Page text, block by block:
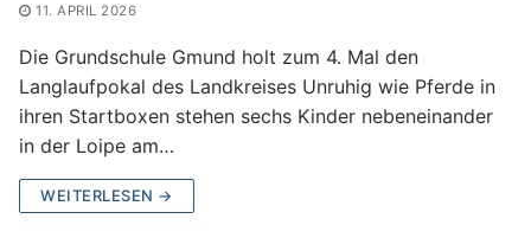
11. APRIL 2026
Die Grundschule Gmund holt zum 4. Mal den
Langlaufpokal des Landkreises Unruhig wie Pferde in
ihren Startboxen stehen sechs Kinder nebeneinander
in der Loipe am…
WEITERLESEN →